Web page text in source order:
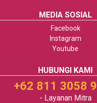
MEDIA SOSIAL
Facebook
Instagram
Youtube
HUBUNGI KAMI
+62 811 3058
- Layanan Mitra